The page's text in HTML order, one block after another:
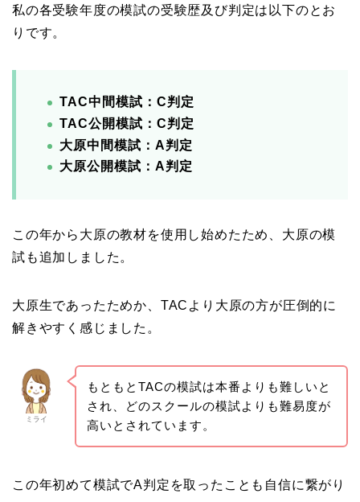
私の各受験年度の模試の受験歴及び判定は以下のとお
りです。
TAC中間模試：C判定
TAC公開模試：C判定
大原中間模試：A判定
大原公開模試：A判定
この年から大原の教材を使用し始めたため、大原の模
試も追加しました。
大原生であったためか、TACより大原の方が圧倒的に
解きやすく感じました。
ミライ
もともとTACの模試は本番よりも難しいと
され、どのスクールの模試よりも難易度が
高いとされています。
この年初めて模試でA判定を取ったことも自信に繋がり